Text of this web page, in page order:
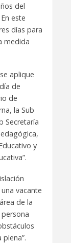
del
este
días para
medida
aplique
de
de
la Sub
Secretaría
y
vacante
de la